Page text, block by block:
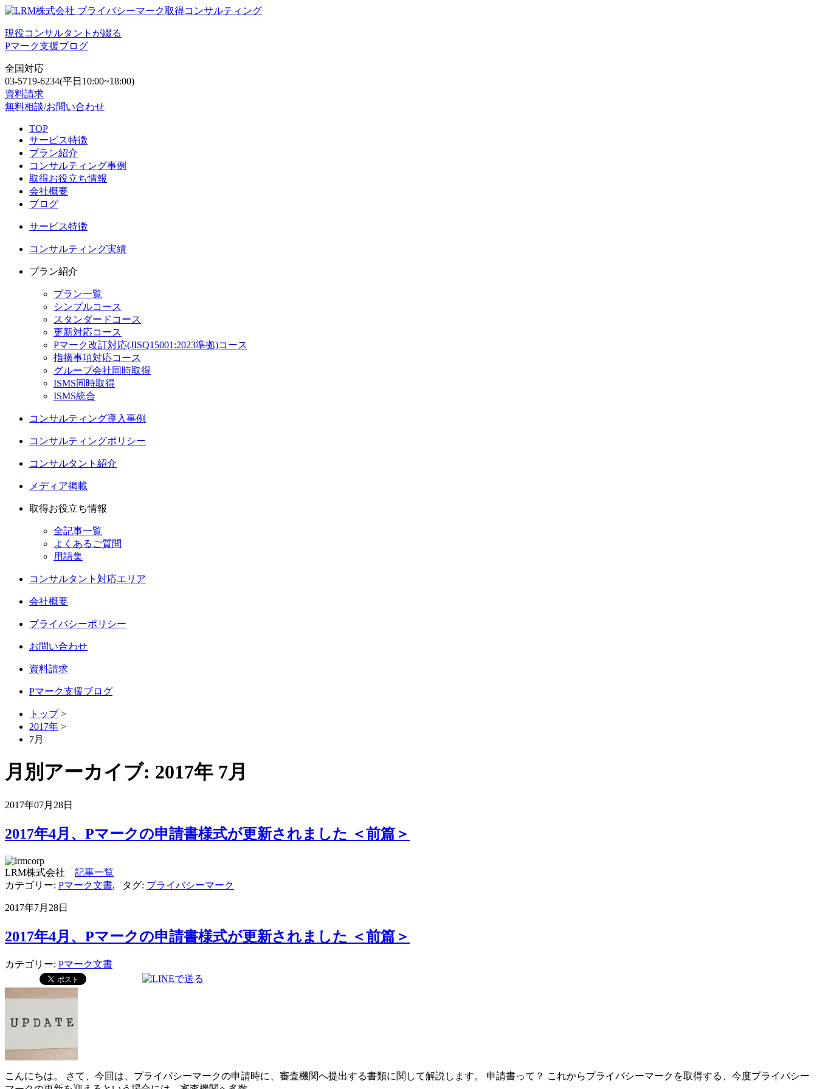
現役コンサルタントが綴る
Pマーク支援ブログ
全国対応
03-5719-6234(平日10:00~18:00)
資料請求
無料相談/お問い合わせ
TOP
サービス特徴
プラン紹介
コンサルティング事例
取得お役立ち情報
会社概要
ブログ
サービス特徴
コンサルティング実績
プラン紹介
プラン一覧
シンプルコース
スタンダードコース
更新対応コース
Pマーク改訂対応(JISQ15001:2023準拠)コース
指摘事項対応コース
グループ会社同時取得
ISMS同時取得
ISMS統合
コンサルティング導入事例
コンサルティングポリシー
コンサルタント紹介
メディア掲載
取得お役立ち情報
全記事一覧
よくあるご質問
用語集
コンサルタント対応エリア
会社概要
プライバシーポリシー
お問い合わせ
資料請求
Pマーク支援ブログ
トップ>
2017年 >
7月
月別アーカイブ: 2017年 7月
2017年07月28日
2017年4月、Pマークの申請書様式が更新されました ＜前篇＞
LRM株式会社 記事一覧
カテゴリー: Pマーク文書, タグ: プライバシーマーク
2017年7月28日
2017年4月、Pマークの申請書様式が更新されました ＜前篇＞
カテゴリー: Pマーク文書
こんにちは。 さて、今回は、プライバシーマークの申請時に、審査機関へ提出する書類に関して解説します。 申請書って？ これからプライバシーマークを取得する、今度プライバシー